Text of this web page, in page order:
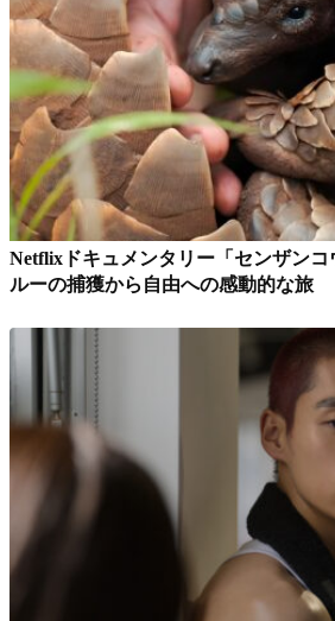
Netflixドキュメンタリー「センザンコ
ルーの捕獲から自由への感動的な旅